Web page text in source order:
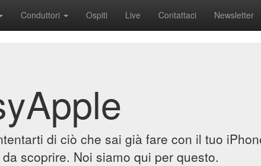
Conduttori Ospiti Live Contattaci Newsletter
di ciò che sai già fare con il tuo
scoprire. Noi siamo qui per questo.